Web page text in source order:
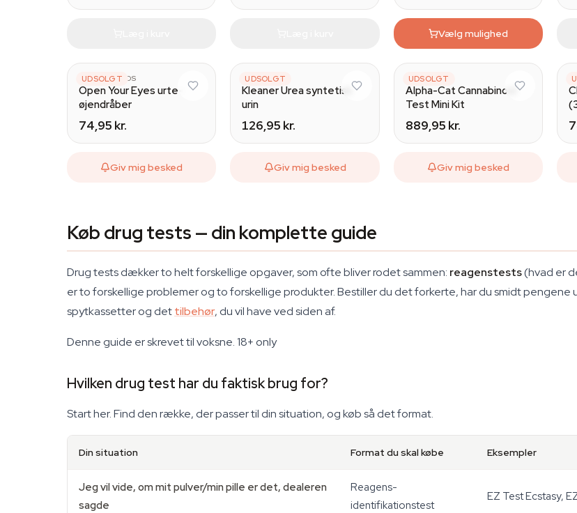
Vælg mulighed
UDSOLGT
VISION SEEDS
Open Your Eyes urte-
øjendråber
74,95 kr.
Giv mig besked
UDSOLGT
KLEANER
Kleaner Urea syntetisk
urin
126,95 kr.
Giv mig besked
UDSOLGT
ALPHA-CAT
Alpha-Cat Cannabinoid
Test Mini Kit
889,95 kr.
Giv mig besked
Køb drug tests — din komplette guide
Drug tests dækker to helt forskellige opgaver, som ofte bliver rodet sammen: reagenstests(hvad er
er to forskellige problemer og to forskellige produkter. Bestiller du det forkerte, har du smidt
spytkassetter og dettilbehør, du vil have ved siden af.
Denne guide er skrevet til voksne.18+ only
Hvilken drug test har du faktisk brug for?
Start her. Find den række, der passer til din situation, og køb så det format.
Din situation Format du skal købe Eksempler
Jeg vil vide, om mit pulver/min pille er det, dealeren
sagde
Reagens-
identifikationstest
EZ Test Ecstasy,